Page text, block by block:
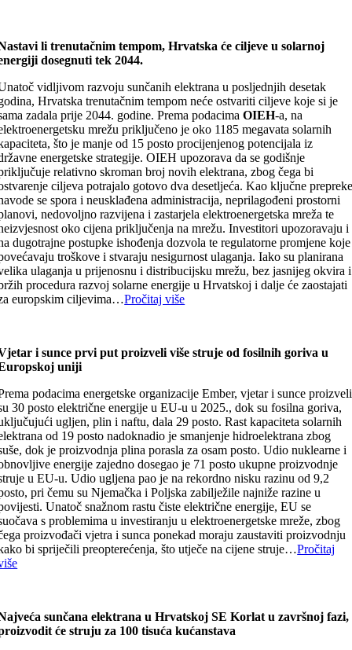
li trenutačnim tempom, Hrvatska će ciljeve u solarnoj
dosegnuti tek 2044.
vidljivom razvoju sunčanih elektrana u posljednjih desetak
Hrvatska trenutačnim tempom neće ostvariti ciljeve koje si je
zadala prije 2044. godine. Prema podacimaOIEH-a, na
mrežu priključeno je oko 1185 megavata solarnih
što je manje od 15 posto procijenjenog potencijala iz
energetske strategije. OIEH upozorava da se godišnje
relativno skroman broj novih elektrana, zbog čega bi
ciljeva potrajalo gotovo dva desetljeća. Kao ključne
se spora i neusklađena administracija, neprilagođeni prostorni
nedovoljno razvijena i zastarjela elektroenergetska mreža te
oko cijena priključenja na mrežu. Investitori upozoravaju i
dugotrajne postupke ishođenja dozvola te regulatorne promjene koje
troškove i stvaraju nesigurnost ulaganja. Iako su planirana
ulaganja u prijenosnu i distribucijsku mrežu, bez jasnijeg okvira i
procedura razvoj solarne energije u Hrvatskoj i dalje će zaostajati
europskim ciljevima…Pročitaj više
i sunce prvi put proizveli više struje od fosilnih goriva u
uniji
podacima energetske organizacije Ember, vjetar i sunce proizveli
30 posto električne energije u EU-u u 2025., dok su fosilna goriva,
ugljen, plin i naftu, dala 29 posto. Rast kapaciteta solarnih
od 19 posto nadoknadio je smanjenje hidroelektrana zbog
dok je proizvodnja plina porasla za osam posto. Udio nuklearne i
energije zajedno dosegao je 71 posto ukupne proizvodnje
u EU-u. Udio ugljena pao je na rekordno nisku razinu od 9,2
pri čemu su Njemačka i Poljska zabilježile najniže razine u
Unatoč snažnom rastu čiste električne energije, EU se
s problemima u investiranju u elektroenergetske mreže, zbog
proizvođači vjetra i sunca ponekad moraju zaustaviti proizvodnju
bi spriječili preopterećenja, što utječe na cijene struje…Pročitaj
sunčana elektrana u Hrvatskoj SE Korlat u završnoj fazi,
će struju za 100 tisuća kućanstava